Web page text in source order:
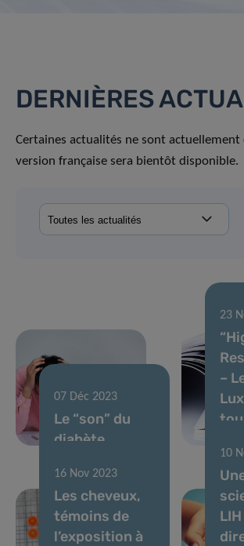
DERNIÈRES
Certaines actualités ne sont actuellement
version française sera bientôt disponible.
07 Déc 2023
Le “son” du
diabète
23
–
16 Nov 2023
Les cheveux,
témoins de
l’exposition à
10